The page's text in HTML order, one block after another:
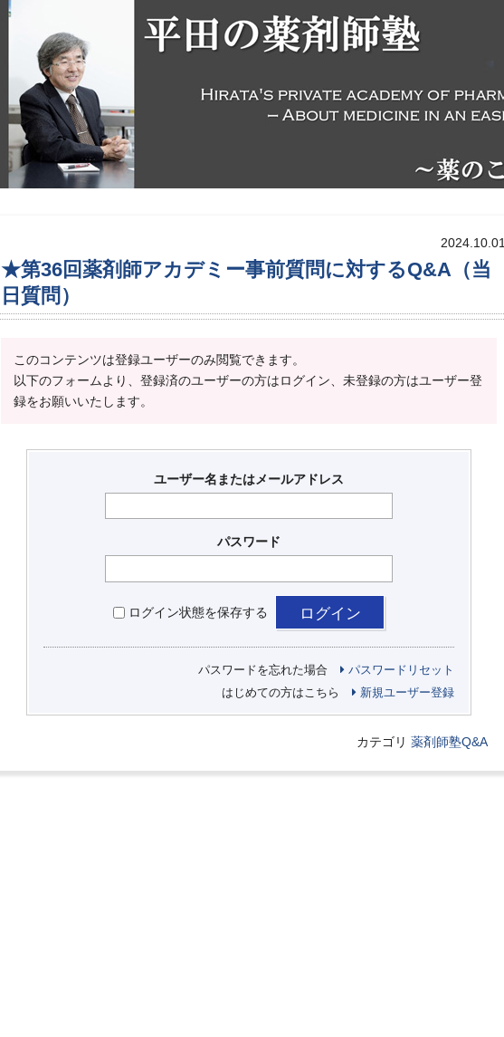
2024.10.01
★第36回薬剤師アカデミー事前質問に対するQ&A（当
日質問）
このコンテンツは登録ユーザーのみ閲覧できます。
以下のフォームより、登録済のユーザーの方はログイン、未登録の方はユーザー登
録をお願いいたします。
ユーザー名またはメールアドレス
パスワード
ログイン状態を保存する
パスワードを忘れた場合
パスワードリセット
はじめての方はこちら
新規ユーザー登録
カテゴリ 薬剤師塾Q&A